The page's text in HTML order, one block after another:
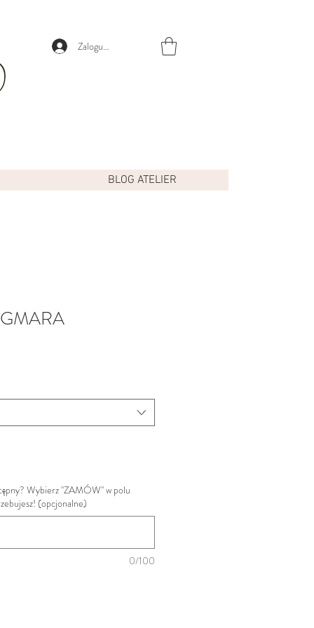
Zaloguj się
BLOG ATELIER
Wybierz "ZAMÓW" w polu
(opcjonalne)
0/100